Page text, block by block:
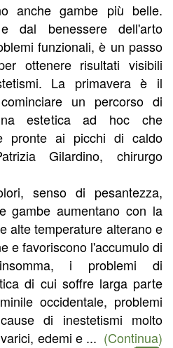
anche gambe più belle.
dal benessere dell'arto
funzionali, è un passo
ottenere risultati visibili
La primavera è il
un percorso di
estetica ad hoc che
pronte ai picchi di caldo
Gilardino, chirurgo
senso di pesantezza,
gambe aumentano con la
alte temperature alterano e
e favoriscono l'accumulo di
i problemi di
di cui soffre larga parte
occidentale, problemi
di inestetismi molto
edemi e ... (Continua)